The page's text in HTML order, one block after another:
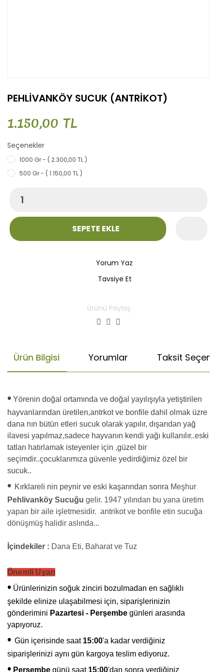
PEHLİVANKÖY SUCUK (ANTRİKOT)
1.150,00 TL
Seçenekler
1000 Gr - ( 2.300,00 TL )
500 Gr - ( 1.150,00 TL )
SEPETE EKLE
Yorum Yaz
Tavsiye Et
Ürünü Paylaş
Ürün Bilgisi Yorumlar Taksit
• Yörenin doğal ortamında ve doğal yayılışıyla yetiştirilen
hayvanlarından üretilen,antrkot ve bonfile dahil olmak üzre
dana nın bütün etleri sucuk olarak yapılır, dışarıdan yağ
ilavesi yapılmaz,sadece hayvanın kendi yağı kullanılır..eski
tatları hatırlamak isteyenler için ,güzel bir
seçimdir..çocuklarımıza güvenle yedirdiğimiz özel bir
sucuk..
• Kırklareli nin peynir ve eski kaşarından sonra Meşhur
Pehlivanköy Sucuğu gelir. 1947 yılından bu yana üretim
yapan bir aile işletmesidir. antrikot ve bonfile etin sucuğa
dönüşmüş halidir aslında...
İçindekiler : Dana Eti, Baharat ve Tuz
Önemli Uyarı
• Ürünlerinizin soğuk zinciri bozulmadan en sağlıklı
şekilde elinize ulaşabilmesi için, siparişlerinizin
gönderimini Pazartesi - Perşembe günleri arasında
yapıyoruz.
• Gün içerisinde saat 15:00'a kadar verdiğiniz
siparişlerinizi aynı gün kargoya teslim ediyoruz.
• Perşembe günü saat15:00'dan sonra verdiğiniz